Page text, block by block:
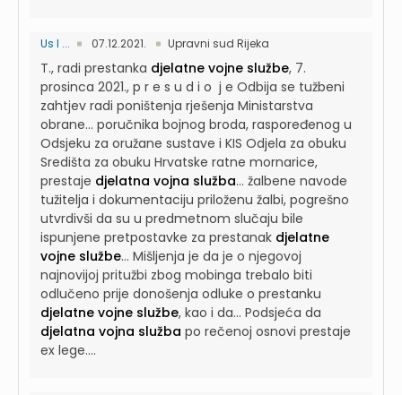
Us I ... 07.12.2021. Upravni sud Rijeka
T., radi prestanka djelatne vojne službe, 7.
prosinca 2021., p r e s u d i o j e Odbija se tužbeni
zahtjev radi poništenja rješenja Ministarstva
obrane... poručnika bojnog broda, raspoređenog u
Odsjeku za oružane sustave i KIS Odjela za obuku
Središta za obuku Hrvatske ratne mornarice,
prestaje djelatna vojna služba... žalbene navode
tužitelja i dokumentaciju priloženu žalbi, pogrešno
utvrdivši da su u predmetnom slučaju bile
ispunjene pretpostavke za prestanak djelatne
vojne službe... Mišljenja je da je o njegovoj
najnovijoj pritužbi zbog mobinga trebalo biti
odlučeno prije donošenja odluke o prestanku
djelatne vojne službe, kao i da... Podsjeća da
djelatna vojna služba po rečenoj osnovi prestaje
ex lege....